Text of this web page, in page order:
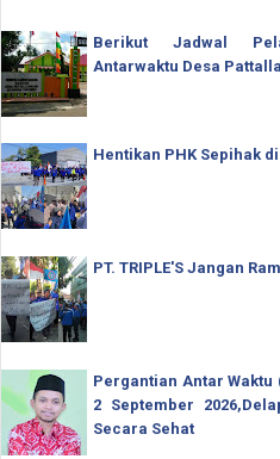
Berikut Jadwal
Antarwaktu Desa
Hentikan PHK Sepihak
PT. TRIPLE'S Jangan
Pergantian Antar Waktu
2 September
Secara Sehat